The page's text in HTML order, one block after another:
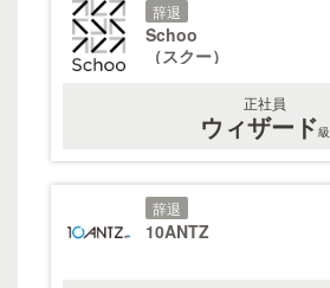
辞退
Schoo
（スクー）
正社員
ウィザード級
辞退
10ANTZ